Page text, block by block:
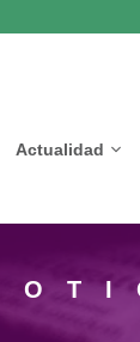
Actualidad